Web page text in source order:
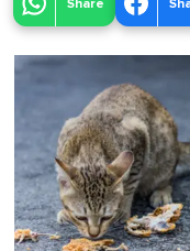
Share